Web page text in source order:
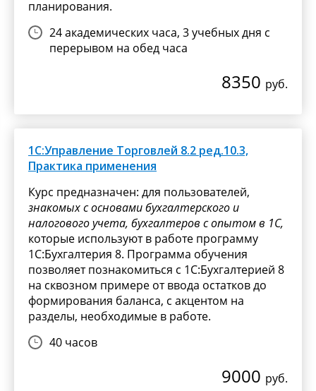
планирования.
24 академических часа, 3 учебных дня с
перерывом на обед часа
8350 руб.
1С:Управление Торговлей 8.2 ред.10.3,
Практика применения
Курс предназначен: для пользователей,
знакомых с основами бухгалтерского и
налогового учета, бухгалтеров с опытом в 1С,
которые используют в работе программу
1С:Бухгалтерия 8. Программа обучения
позволяет познакомиться с 1С:Бухгалтерией 8
на сквозном примере от ввода остатков до
формирования баланса, с акцентом на
разделы, необходимые в работе.
40 часов
9000 руб.